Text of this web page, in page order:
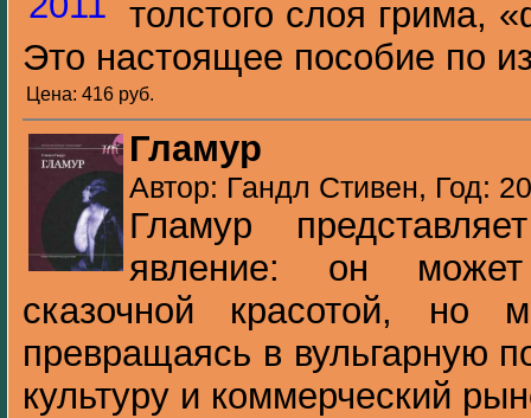
толстого слоя грима,
Это настоящее пособие по
Цена: 416 pуб.
Гламур
Автор: Гандл Стивен, Год:
Гламур
явление: он
сказочной красотой, но
превращаясь в вульгарную
культуру и коммерческий